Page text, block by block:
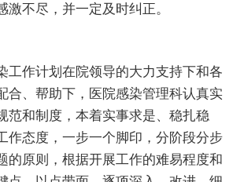
激不尽，并一定及时纠正。
作计划在院领导的大力支持下和各
合、帮助下，医院感染管理科认真实
范和制度，本着实事求是、稳扎稳
作态度，一步一个脚印，分阶段分步
的原则，根据开展工作的难易程度和